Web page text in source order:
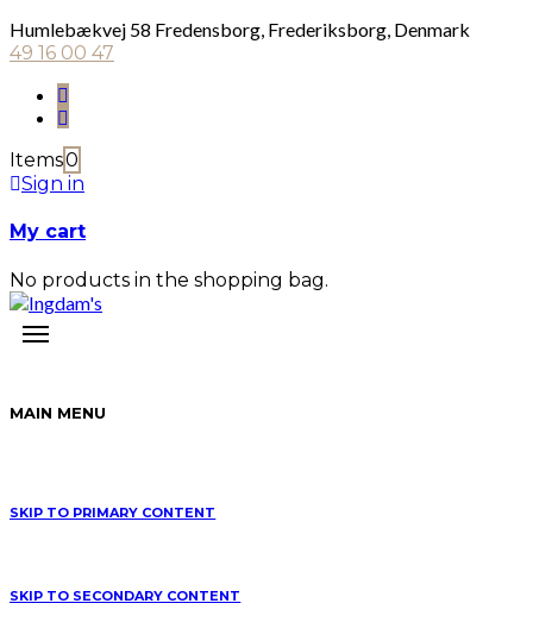
Humlebækvej 58 Fredensborg, Frederiksborg, Denmark
49 16 00 47
Items0
Sign in
My cart
No products in the shopping bag.
MAIN MENU
SKIP TO PRIMARY CONTENT
SKIP TO SECONDARY CONTENT